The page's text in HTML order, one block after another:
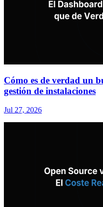
Cómo es de verdad un
gestión de instalaciones
Jul 27, 2026